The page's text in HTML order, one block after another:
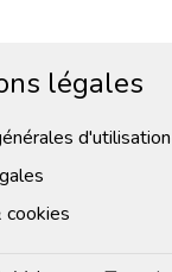
légales
d'utilisation
cookies